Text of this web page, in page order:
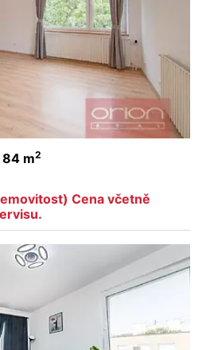
84 m2
Cena včetně